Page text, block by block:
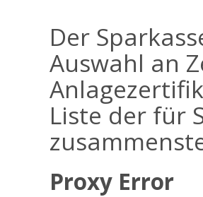
Der
Auswahl an
Liste der für
Proxy Error